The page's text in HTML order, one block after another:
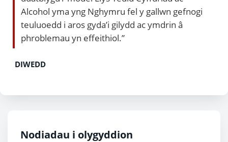
Alcohol yma yng Nghymru fel y gallwn gefnogi
teuluoedd i aros gyda’i gilydd ac ymdrin â
phroblemau yn effeithiol.”
DIWEDD
Nodiadau i olygyddion